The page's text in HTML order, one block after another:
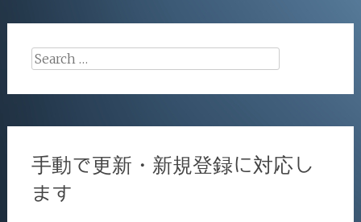
Search
手動で更新・新規登録に対応し
ます